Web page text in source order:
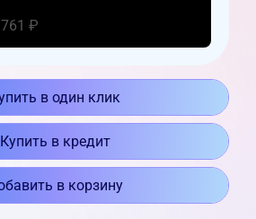
₽
в один клик
Купить в кредит
в корзину